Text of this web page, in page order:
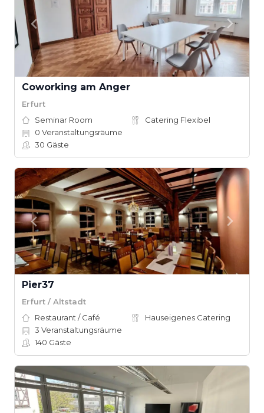
Coworking am Anger
Erfurt
Seminar Room
Catering Flexibel
0 Veranstaltungsräume
30 Gäste
Pier37
Erfurt / Altstadt
Restaurant / Café
Hauseigenes Catering
3 Veranstaltungsräume
140 Gäste